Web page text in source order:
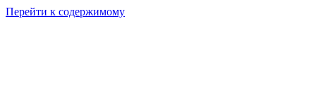
Перейти к содержимому